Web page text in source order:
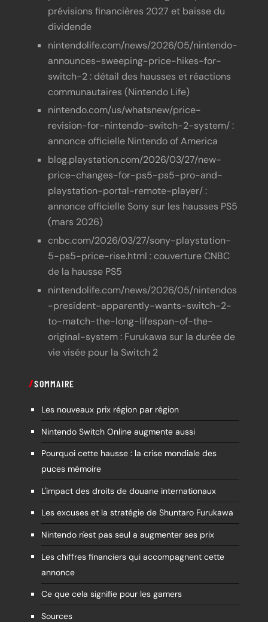
prévisions financières 2027 et baisse du
dividende
nintendolife.com/news/2026/05/nintendo-
announces-sweeping-price-hikes-for-
switch-2 : détail des hausses et réactions
communautaires (Nintendo Life)
nintendo.com/us/whatsnew/price-
revision-for-nintendo-switch-2-system/ :
annonce officielle Nintendo of America
blog.playstation.com/2026/03/27/new-
price-changes-for-ps5-ps5-pro-and-
playstation-portal-remote-player/ :
annonce officielle Sony sur les hausses PS5
(mars 2026)
cnbc.com/2026/03/27/sony-playstation-
5-ps5-price-rise.html : couverture CNBC
de la hausse PS5
nintendolife.com/news/2026/05/nintendos
-president-apparently-wants-switch-2-
to-match-the-long-lifespan-of-the-
original-system : Furukawa sur la durée de
vie visée pour la Switch 2
SOMMAIRE
Les nouveaux prix région par région
Nintendo Switch Online augmente aussi
Pourquoi cette hausse : la crise mondiale des
puces mémoire
L'impact des droits de douane internationaux
Les excuses et la stratégie de Shuntaro Furukawa
Nintendo n'est pas seul a augmenter ses prix
Les chiffres financiers qui accompagnent cette
annonce
Ce que cela signifie pour les gamers
Sources